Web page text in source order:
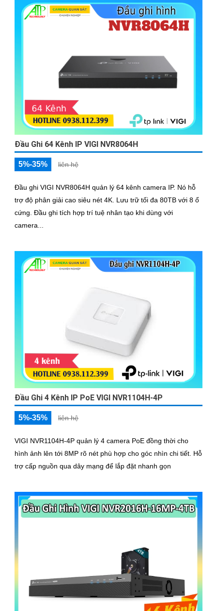
Đầu Ghi 64 Kênh IP VIGI NVR8064H
5%-35% liên hệ
Đầu ghi VIGI NVR8064H quản lý 64 kênh camera IP. Nó hỗ
trợ độ phân giải cao siêu nét 4K. Lưu trữ tối đa 80TB với 8 ổ
cứng. Đầu ghi tích hợp trí tuệ nhân tạo khi dùng với
camera...
Đầu Ghi 4 Kênh IP PoE VIGI NVR1104H-4P
5%-35% liên hệ
VIGI NVR1104H-4P quản lý 4 camera PoE đồng thời cho
hình ảnh lên tới 8MP rõ nét phù hợp cho góc nhìn chi tiết. Hỗ
trợ cấp nguồn qua dây mạng để lắp đặt nhanh gọn